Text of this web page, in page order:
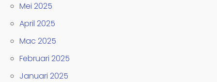
Mei 2025
April 2025
Mac 2025
Februari 2025
Januari 2025